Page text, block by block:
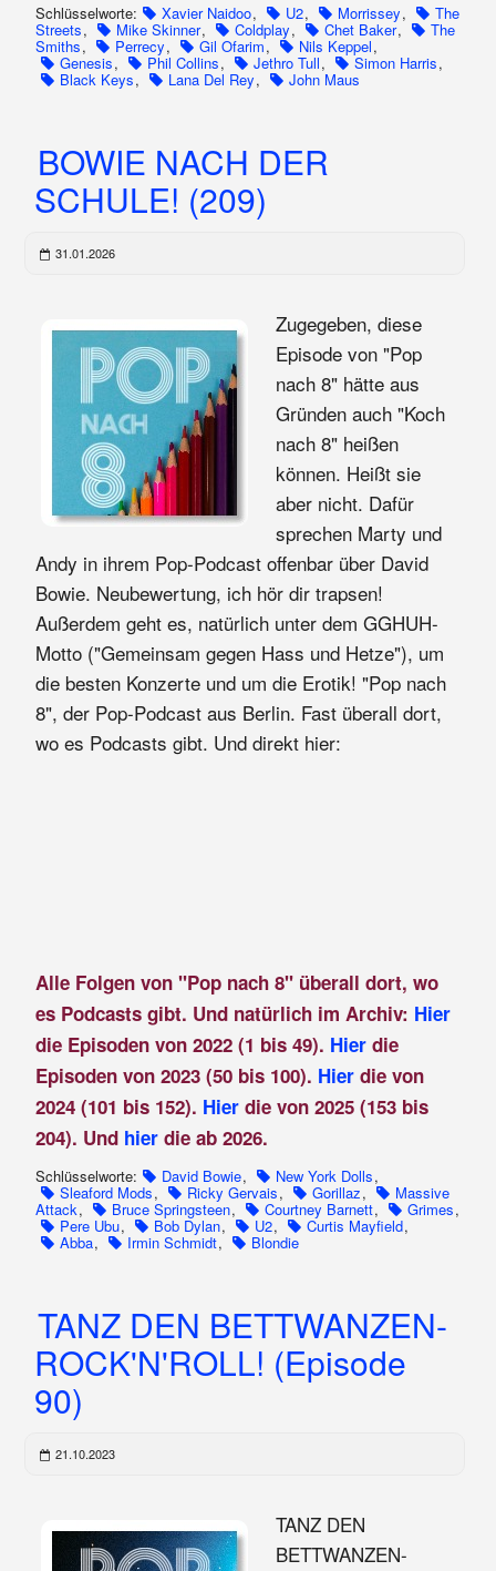
Schlüsselworte: Xavier Naidoo, U2, Morrissey, The
Streets, Mike Skinner, Coldplay, Chet Baker, The
Smiths, Perrecy, Gil Ofarim, Nils Keppel,
Genesis, Phil Collins, Jethro Tull, Simon Harris,
Black Keys, Lana Del Rey, John Maus
BOWIE NACH DER
SCHULE! (209)
31.01.2026
Zugegeben, diese
Episode von "Pop
nach 8" hätte aus
Gründen auch "Koch
nach 8" heißen
können. Heißt sie
aber nicht. Dafür
sprechen Marty und
Andy in ihrem Pop-Podcast offenbar über David
Bowie. Neubewertung, ich hör dir trapsen!
Außerdem geht es, natürlich unter dem GGHUH-
Motto ("Gemeinsam gegen Hass und Hetze"), um
die besten Konzerte und um die Erotik! "Pop nach
8", der Pop-Podcast aus Berlin. Fast überall dort,
wo es Podcasts gibt. Und direkt hier:
Alle Folgen von "Pop nach 8" überall dort, wo
es Podcasts gibt. Und natürlich im Archiv: Hier
die Episoden von 2022 (1 bis 49). Hierdie
Episoden von 2023 (50 bis 100). Hier die von
2024 (101 bis 152). Hier die von 2025 (153 bis
204). Und hier die ab 2026.
Schlüsselworte: David Bowie, New York Dolls,
Sleaford Mods, Ricky Gervais, Gorillaz, Massive
Attack, Bruce Springsteen, Courtney Barnett, Grimes,
Pere Ubu, Bob Dylan, U2, Curtis Mayfield,
Abba, Irmin Schmidt, Blondie
TANZ DEN BETTWANZEN-
ROCK'N'ROLL! (Episode
90)
21.10.2023
TANZ DEN
BETTWANZEN-